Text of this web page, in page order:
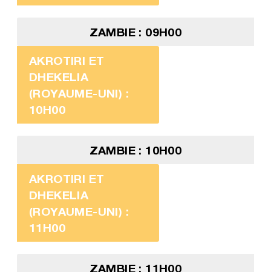
ZAMBIE : 09H00
AKROTIRI ET
DHEKELIA
(ROYAUME-UNI) :
10H00
ZAMBIE : 10H00
AKROTIRI ET
DHEKELIA
(ROYAUME-UNI) :
11H00
ZAMBIE : 11H00